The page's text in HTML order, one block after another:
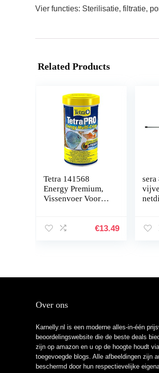
Vier functies: Sterilisatie, filtratie,
Related Products
Tetra 141568
Energy Premium,
Vissenvoer Voor
Energieconcentraat
€13.49
15
Over ons
Karnelly.nl is een moderne alles-in-één
beoordelingswebsite die de beste deals
zijn op amazon en u op de hoogte houdt
toegevoegde blogs. Alle afbeeldingen zijn
beschermd door hun respectievelijke